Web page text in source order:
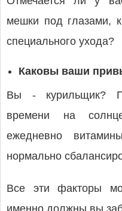
мешки под глазами,
специального ухода?
Каковы ваши
Вы - курильщик?
времени на
ежедневно
нормально
Все эти факторы
именно должны вы